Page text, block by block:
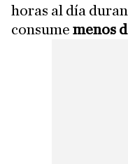
horas al día
consume menos